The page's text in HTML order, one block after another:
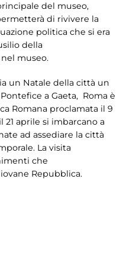
del museo,
di rivivere la
politica che si era
della
museo.
un Natale della città un
a Gaeta, Roma è
Romana proclamata il 9
aprile si imbarcano a
ad assediare la città
La visita
che
Repubblica.